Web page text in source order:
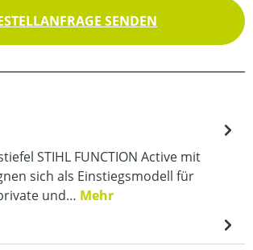
SENDEN
STIHL FUNCTION Active mit
sich als Einstiegsmodell für
und… Mehr